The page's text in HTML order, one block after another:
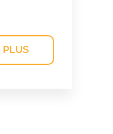
PLUS